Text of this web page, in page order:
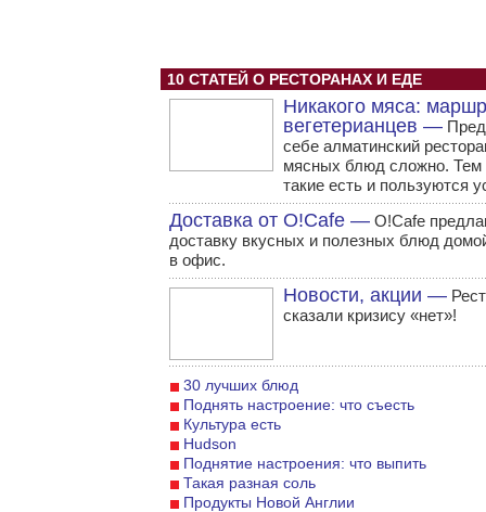
10 СТАТЕЙ О РЕСТОРАНАХ И ЕДЕ
Никакого мяса:
вегетерианцев —
себе алматинский
мясных блюд сложно. Тем
такие есть и пользуются
Доставка от O!Cafe — O!Cafe
доставку вкусных и полезных блюд
в офис.
Новости, акции —
сказали кризису «нет»!
30 лучших блюд
Поднять настроение: что съесть
Культура есть
Hudson
Поднятие настроения: что выпить
Такая разная соль
Продукты Новой Англии